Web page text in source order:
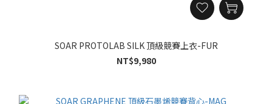
SOAR PROTOLAB SILK 頂級競賽上衣-FUR
NT$9,980